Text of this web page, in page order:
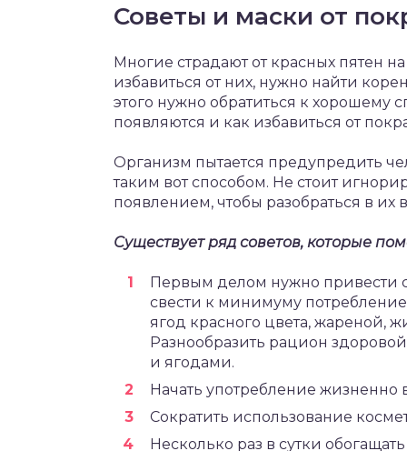
Советы и маски от
Многие страдают от красных пятен
избавиться от них, нужно найти
этого нужно обратиться к хорошему
появляются и как избавиться от
Организм пытается предупредить
таким вот способом. Не стоит
появлением, чтобы разобраться в их
Существует ряд советов, которые
Первым делом нужно привести
свести к минимуму
ягод красного цвета, жареной,
Разнообразить рацион
и ягодами.
Начать употребление
Сократить использование
Несколько раз в сутки